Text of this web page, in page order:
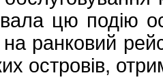
цю подію
ранковий
островів,